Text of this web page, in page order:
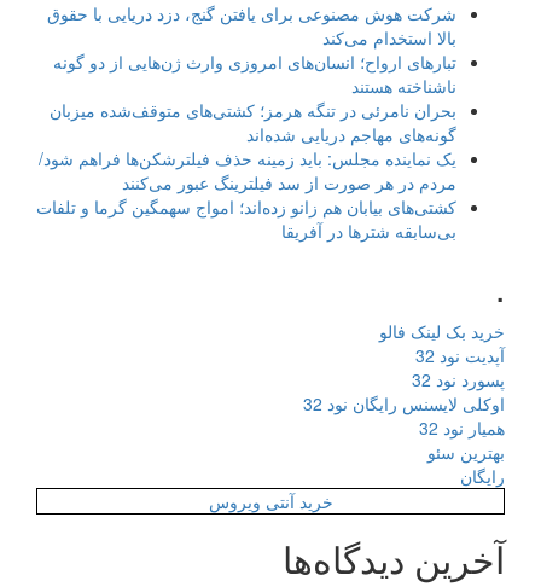
شرکت هوش مصنوعی برای یافتن گنج، دزد دریایی با حقوق
بالا استخدام می‌کند
تبارهای ارواح؛ انسان‌های امروزی وارث ژن‌هایی از دو گونه
ناشناخته هستند
بحران نامرئی در تنگه هرمز؛ کشتی‌های متوقف‌شده میزبان
گونه‌های مهاجم دریایی شده‌اند
یک نماینده مجلس: باید زمینه حذف فیلترشکن‌ها فراهم شود/
مردم در هر صورت از سد فیلترینگ عبور می‌کنند
کشتی‌های بیابان هم زانو زده‌اند؛ امواج سهمگین گرما و تلفات
بی‌سابقه شترها در آفریقا
.
خرید بک لینک فالو
آپدیت نود 32
پسورد نود 32
اوکلی لایسنس رایگان نود 32
همیار نود 32
بهترین سئو
رایگان
خرید آنتی ویروس
آخرین دیدگاه‌ها